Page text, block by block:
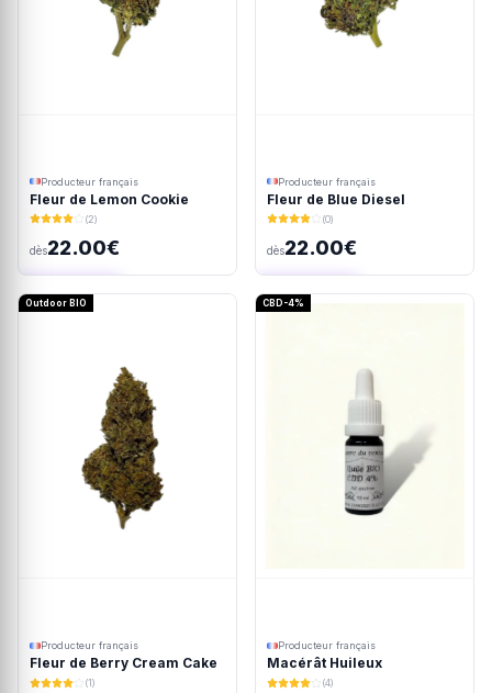
Producteur français
Fleur de Lemon Cookie
(2)
dès22.00€
Ajout rapide
Producteur français
Fleur de Blue Diesel
(0)
dès22.00€
Ajout rapide
Outdoor BIO
Producteur français
Fleur de Berry Cream Cake
(1)
CBD-4%
Producteur français
Macérât Huileux
(4)